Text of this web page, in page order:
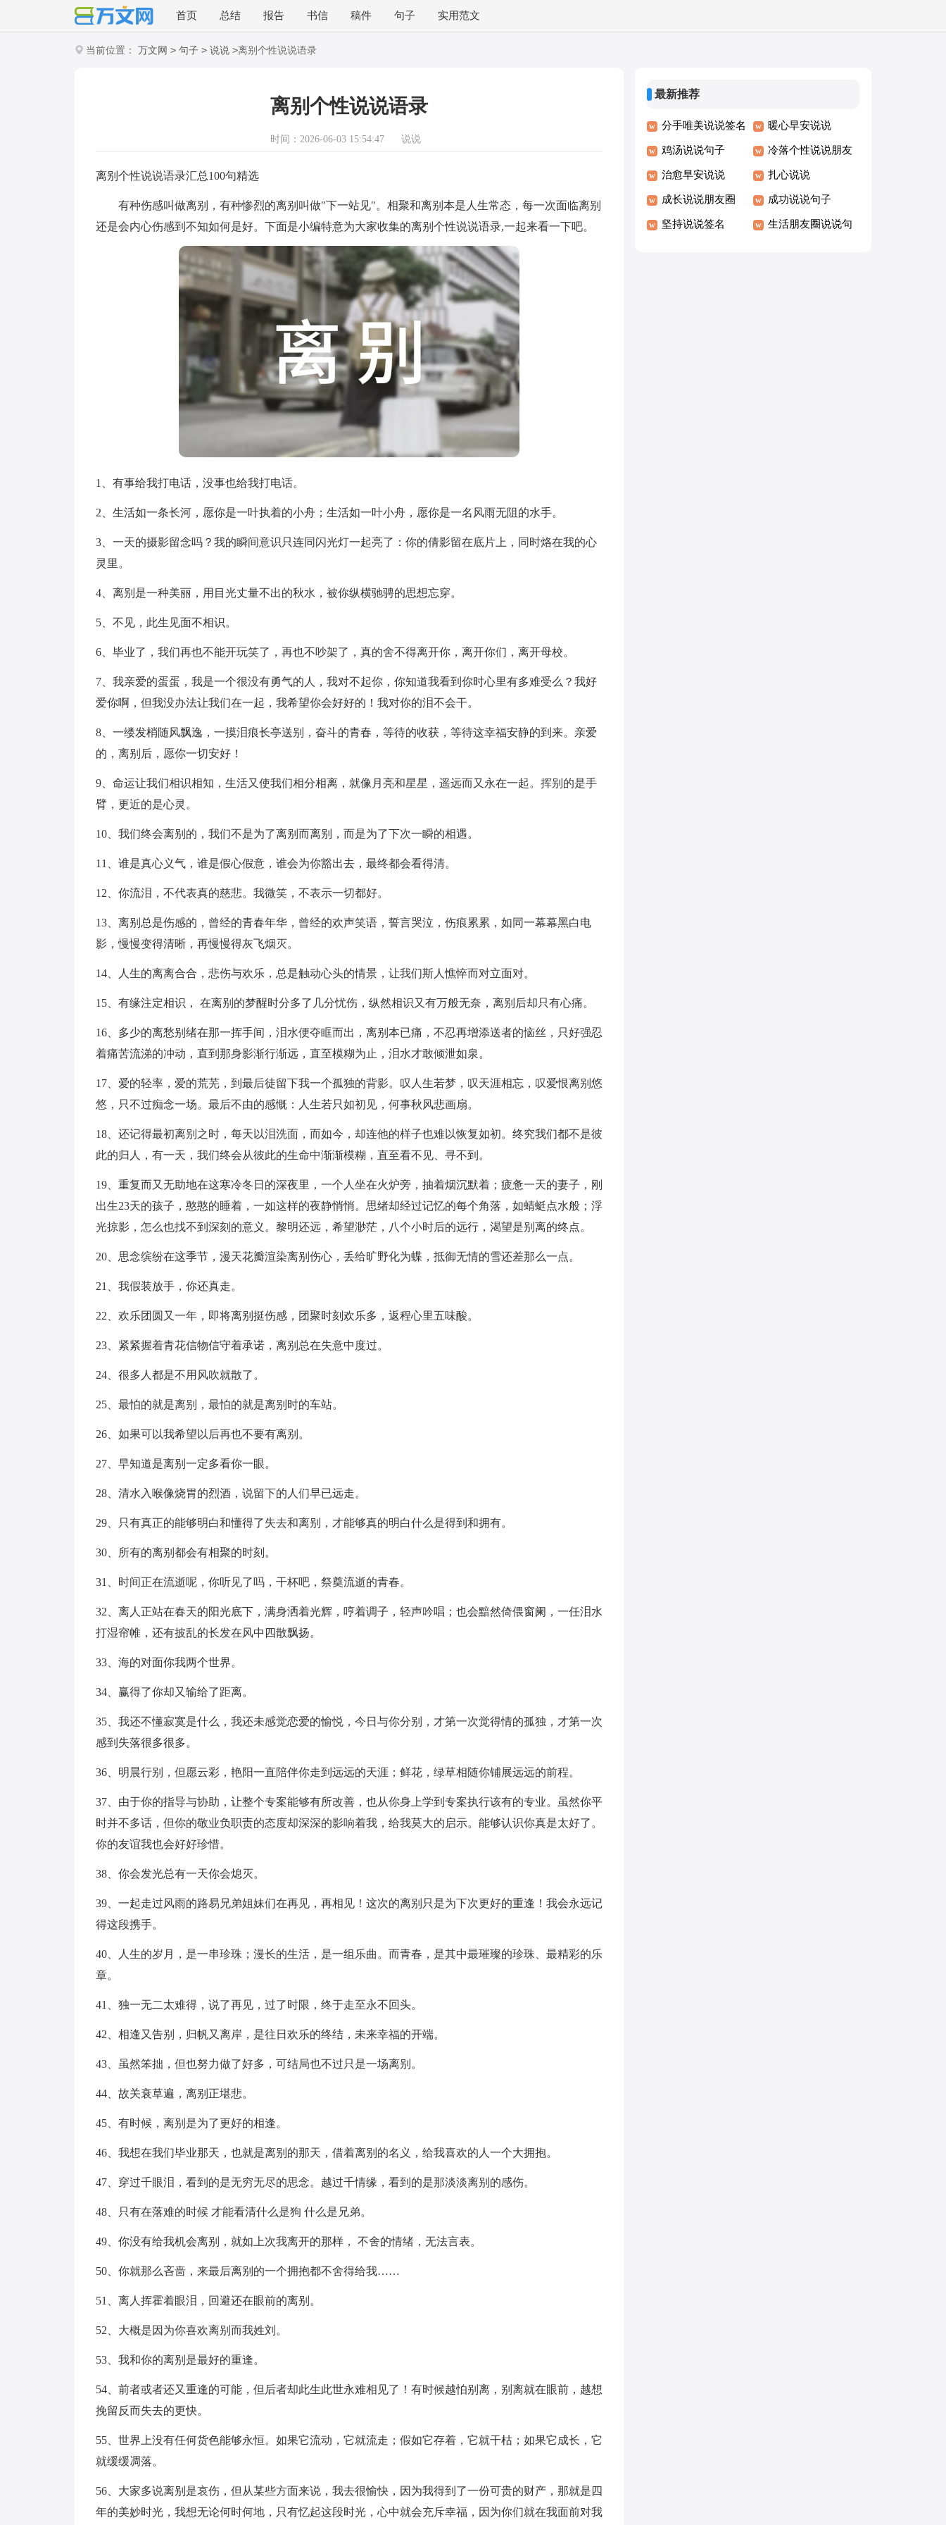
首页 总结 报告 书信 稿件 句子 实用范文
当前位置： 万文网 > 句子 > 说说 >离别个性说说语录
离别个性说说语录
时间：2026-06-03 15:54:47 说说
离别个性说说语录汇总100句精选
有种伤感叫做离别，有种惨烈的离别叫做"下一站见"。相聚和离别本是人生常态，每一次面临离别
还是会内心伤感到不知如何是好。下面是小编特意为大家收集的离别个性说说语录,一起来看一下吧。
1、有事给我打电话，没事也给我打电话。
2、生活如一条长河，愿你是一叶执着的小舟；生活如一叶小舟，愿你是一名风雨无阻的水手。
3、一天的摄影留念吗？我的瞬间意识只连同闪光灯一起亮了：你的倩影留在底片上，同时烙在我的心
灵里。
4、离别是一种美丽，用目光丈量不出的秋水，被你纵横驰骋的思想忘穿。
5、不见，此生见面不相识。
6、毕业了，我们再也不能开玩笑了，再也不吵架了，真的舍不得离开你，离开你们，离开母校。
7、我亲爱的蛋蛋，我是一个很没有勇气的人，我对不起你，你知道我看到你时心里有多难受么？我好
爱你啊，但我没办法让我们在一起，我希望你会好好的！我对你的泪不会干。
8、一缕发梢随风飘逸，一摸泪痕长亭送别，奋斗的青春，等待的收获，等待这幸福安静的到来。亲爱
的，离别后，愿你一切安好！
9、命运让我们相识相知，生活又使我们相分相离，就像月亮和星星，遥远而又永在一起。挥别的是手
臂，更近的是心灵。
10、我们终会离别的，我们不是为了离别而离别，而是为了下次一瞬的相遇。
11、谁是真心义气，谁是假心假意，谁会为你豁出去，最终都会看得清。
12、你流泪，不代表真的慈悲。我微笑，不表示一切都好。
13、离别总是伤感的，曾经的青春年华，曾经的欢声笑语，誓言哭泣，伤痕累累，如同一幕幕黑白电
影，慢慢变得清晰，再慢慢得灰飞烟灭。
14、人生的离离合合，悲伤与欢乐，总是触动心头的情景，让我们斯人憔悴而对立面对。
15、有缘注定相识， 在离别的梦醒时分多了几分忧伤，纵然相识又有万般无奈，离别后却只有心痛。
16、多少的离愁别绪在那一挥手间，泪水便夺眶而出，离别本已痛，不忍再增添送者的恼丝，只好强忍
着痛苦流涕的冲动，直到那身影渐行渐远，直至模糊为止，泪水才敢倾泄如泉。
17、爱的轻率，爱的荒芜，到最后徒留下我一个孤独的背影。叹人生若梦，叹天涯相忘，叹爱恨离别悠
悠，只不过痴念一场。最后不由的感慨：人生若只如初见，何事秋风悲画扇。
18、还记得最初离别之时，每天以泪洗面，而如今，却连他的样子也难以恢复如初。终究我们都不是彼
此的归人，有一天，我们终会从彼此的生命中渐渐模糊，直至看不见、寻不到。
19、重复而又无助地在这寒冷冬日的深夜里，一个人坐在火炉旁，抽着烟沉默着；疲惫一天的妻子，刚
出生23天的孩子，憨憨的睡着，一如这样的夜静悄悄。思绪却经过记忆的每个角落，如蜻蜓点水般；浮
光掠影，怎么也找不到深刻的意义。黎明还远，希望渺茫，八个小时后的远行，渴望是别离的终点。
20、思念缤纷在这季节，漫天花瓣渲染离别伤心，丢给旷野化为蝶，抵御无情的雪还差那么一点。
21、我假装放手，你还真走。
22、欢乐团圆又一年，即将离别挺伤感，团聚时刻欢乐多，返程心里五味酸。
23、紧紧握着青花信物信守着承诺，离别总在失意中度过。
24、很多人都是不用风吹就散了。
25、最怕的就是离别，最怕的就是离别时的车站。
26、如果可以我希望以后再也不要有离别。
27、早知道是离别一定多看你一眼。
28、清水入喉像烧胃的烈酒，说留下的人们早已远走。
29、只有真正的能够明白和懂得了失去和离别，才能够真的明白什么是得到和拥有。
30、所有的离别都会有相聚的时刻。
31、时间正在流逝呢，你听见了吗，干杯吧，祭奠流逝的青春。
32、离人正站在春天的阳光底下，满身洒着光辉，哼着调子，轻声吟唱；也会黯然倚偎窗阑，一任泪水
打湿帘帷，还有披乱的长发在风中四散飘扬。
33、海的对面你我两个世界。
34、赢得了你却又输给了距离。
35、我还不懂寂寞是什么，我还未感觉恋爱的愉悦，今日与你分别，才第一次觉得情的孤独，才第一次
感到失落很多很多。
36、明晨行别，但愿云彩，艳阳一直陪伴你走到远远的天涯；鲜花，绿草相随你铺展远远的前程。
37、由于你的指导与协助，让整个专案能够有所改善，也从你身上学到专案执行该有的专业。虽然你平
时并不多话，但你的敬业负职责的态度却深深的影响着我，给我莫大的启示。能够认识你真是太好了。
你的友谊我也会好好珍惜。
38、你会发光总有一天你会熄灭。
39、一起走过风雨的路易兄弟姐妹们在再见，再相见！这次的离别只是为下次更好的重逢！我会永远记
得这段携手。
40、人生的岁月，是一串珍珠；漫长的生活，是一组乐曲。而青春，是其中最璀璨的珍珠、最精彩的乐
章。
41、独一无二太难得，说了再见，过了时限，终于走至永不回头。
42、相逢又告别，归帆又离岸，是往日欢乐的终结，未来幸福的开端。
43、虽然笨拙，但也努力做了好多，可结局也不过只是一场离别。
44、故关衰草遍，离别正堪悲。
45、有时候，离别是为了更好的相逢。
46、我想在我们毕业那天，也就是离别的那天，借着离别的名义，给我喜欢的人一个大拥抱。
47、穿过千眼泪，看到的是无穷无尽的思念。越过千情缘，看到的是那淡淡离别的感伤。
48、只有在落难的时候 才能看清什么是狗 什么是兄弟。
49、你没有给我机会离别，就如上次我离开的那样， 不舍的情绪，无法言表。
50、你就那么吝啬，来最后离别的一个拥抱都不舍得给我……
51、离人挥霍着眼泪，回避还在眼前的离别。
52、大概是因为你喜欢离别而我姓刘。
53、我和你的离别是最好的重逢。
54、前者或者还又重逢的可能，但后者却此生此世永难相见了！有时候越怕别离，别离就在眼前，越想
挽留反而失去的更快。
55、世界上没有任何货色能够永恒。如果它流动，它就流走；假如它存着，它就干枯；如果它成长，它
就缓缓凋落。
56、大家多说离别是哀伤，但从某些方面来说，我去很愉快，因为我得到了一份可贵的财产，那就是四
年的美妙时光，我想无论何时何地，只有忆起这段时光，心中就会充斥幸福，因为你们就在我面前对我
最新推荐
分手唯美说说签名 暖心早安说说
鸡汤说说句子 冷落个性说说朋友
圈
治愈早安说说 扎心说说
成长说说朋友圈 成功说说句子
坚持说说签名 生活朋友圈说说句